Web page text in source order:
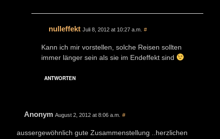
nulleffekt Juli 8, 2012 at 10:27 a.m. #
Kann ich mir vorstellen, solche Reisen sollten
immer länger sein als sie im Endeffekt sind
ANTWORTEN
Anonym August 2, 2012 at 8:06 a.m. #
aussergewöhnlich gute Zusammenstellung ..herzlichen